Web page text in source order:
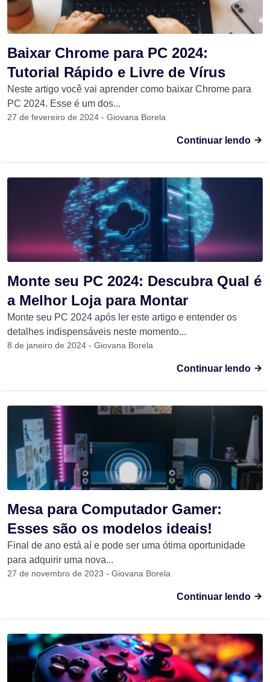
Baixar Chrome para PC 2024:
Tutorial Rápido e Livre de Vírus
Neste artigo você vai aprender como baixar Chrome para
PC 2024. Esse é um dos...
27 de fevereiro de 2024 - Giovana Borela
Continuar lendo
Monte seu PC 2024: Descubra Qual é
a Melhor Loja para Montar
Monte seu PC 2024 após ler este artigo e entender os
detalhes indispensáveis neste momento...
8 de janeiro de 2024 - Giovana Borela
Continuar lendo
Mesa para Computador Gamer:
Esses são os modelos ideais!
Final de ano está aí e pode ser uma ótima oportunidade
para adquirir uma nova...
27 de novembro de 2023 - Giovana Borela
Continuar lendo